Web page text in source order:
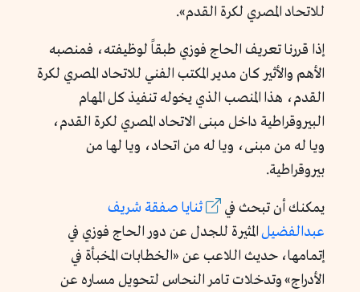
للاتحاد المصري لكرة القدم».
إذا قررنا تعريف الحاج فوزي طبقاً لوظيفته، فمنصبه
الأهم والأثير كان مدير المكتب الفني للاتحاد المصري لكرة
القدم، هذا المنصب الذي يخوله تنفيذ كل المهام
البيروقراطية داخل مبنى الاتحاد المصري لكرة القدم،
ويا له من مبنى، ويا له من اتحاد، ويا لها من
بيروقراطية.
يمكنك أن تبحث في
ثنايا صفقة شريف
عبدالفضيلالمثيرة للجدل عن دور الحاج فوزي في
إتمامها، حديث اللاعب عن «الخطابات المخبأة في
الأدراج» وتدخلات تامر النحاس لتحويل مساره عن